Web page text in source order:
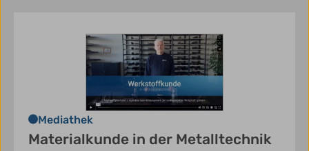
Mediathek
Materialkunde in der Metalltechnik